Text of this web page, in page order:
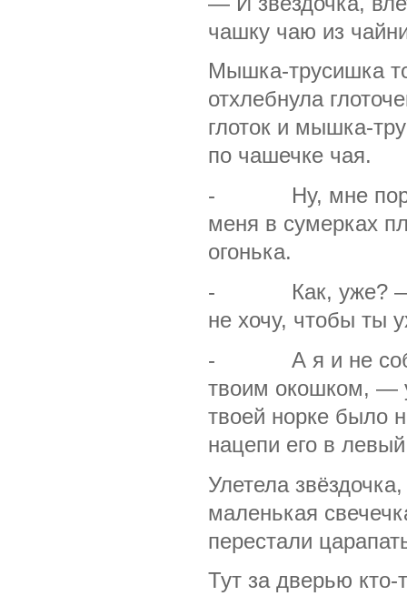
чашку чаю из
Мышка-трусишка
отхлебнула
глоток и мышка-
по чашечке чая.
- Ну, мне пора, —
меня в сумерках
огонька.
- Как, уже? —
не хочу, чтобы ты
- А я и не
твоим окошком, —
твоей норке было
нацепи его в
Улетела
маленькая
перестали
Тут за дверью